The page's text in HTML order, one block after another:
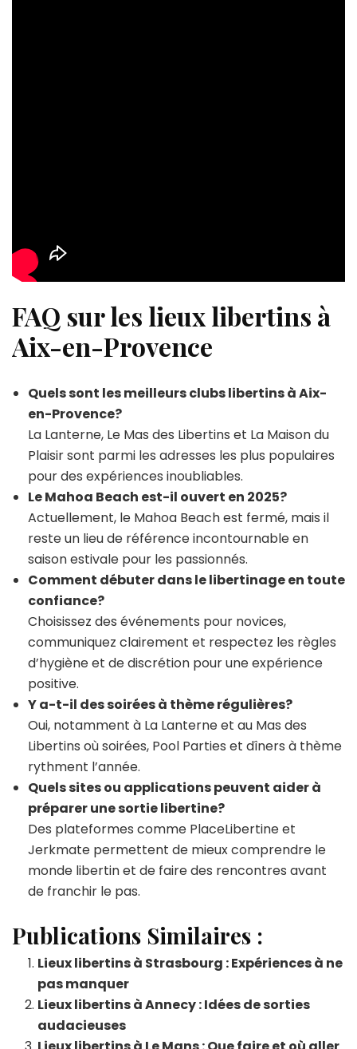
FAQ sur les lieux libertins à
Aix-en-Provence
Quels sont les meilleurs clubs libertins à Aix-
en-Provence?
La Lanterne, Le Mas des Libertins et La Maison du
Plaisir sont parmi les adresses les plus populaires
pour des expériences inoubliables.
Le Mahoa Beach est-il ouvert en 2025?
Actuellement, le Mahoa Beach est fermé, mais il
reste un lieu de référence incontournable en
saison estivale pour les passionnés.
Comment débuter dans le libertinage en toute
confiance?
Choisissez des événements pour novices,
communiquez clairement et respectez les règles
d’hygiène et de discrétion pour une expérience
positive.
Y a-t-il des soirées à thème régulières?
Oui, notamment à La Lanterne et au Mas des
Libertins où soirées, Pool Parties et dîners à thème
rythment l’année.
Quels sites ou applications peuvent aider à
préparer une sortie libertine?
Des plateformes comme PlaceLibertine et
Jerkmate permettent de mieux comprendre le
monde libertin et de faire des rencontres avant
de franchir le pas.
Publications Similaires :
Lieux libertins à Strasbourg : Expériences à ne
pas manquer
Lieux libertins à Annecy : Idées de sorties
audacieuses